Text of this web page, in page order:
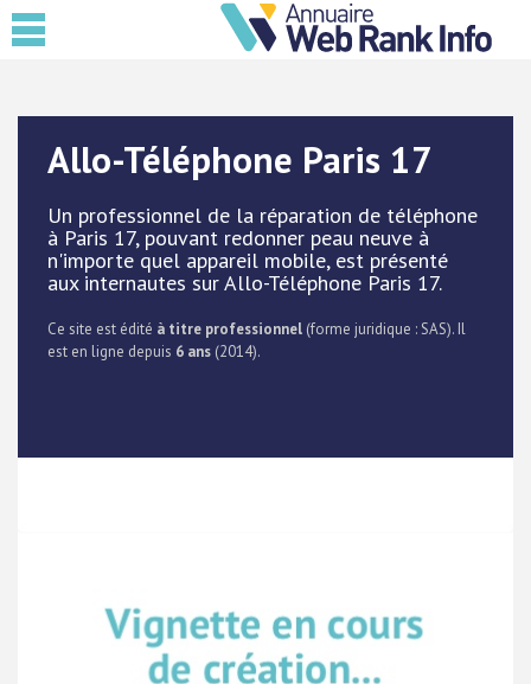
Allo-Téléphone Paris 17
Un professionnel de la réparation de téléphone
à Paris 17, pouvant redonner peau neuve à
n'importe quel appareil mobile, est présenté
aux internautes sur Allo-Téléphone Paris 17.
Ce site est édité à titre professionnel (forme juridique : SAS). Il
est en ligne depuis 6 ans (2014).